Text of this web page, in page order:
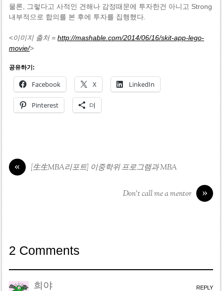
물론, 그렇다고 사적인 견해나 감정때문에 투자한건 아니고 Strong
내부적으로 합의를 본 후에 투자를 집행했다.
<이미지 출처 = http://mashable.com/2014/06/16/skit-app-lego-
movie/>
공유하기:
Facebook X LinkedIn
Pinterest 더
« [生生MBA리포트] 이중학위 프로그램과 MBA
»
Don’t call me a mentor
2 Comments
희야 REPLY